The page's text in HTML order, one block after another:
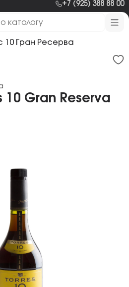
+7 (925) 388 88 00
10 Гран Ресерва
10 Gran Reserva